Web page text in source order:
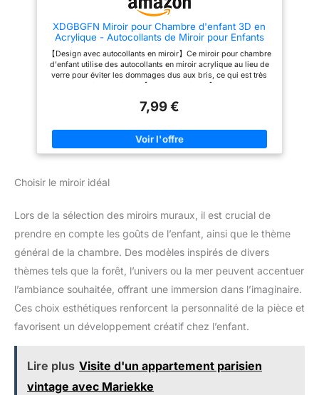
robuste, sans danger pour les
Montessori avec avenir Plus
qu'un jouet : plus tard, il peut
être utilisé comme miroir de
salle de bain, cadre d'art pour
enfants ou porte-serviettes – un
cadeau durable pour naissance,
XDGBGFN Miroir pour Chambre d'enfant 3D en
Acrylique - Autocollants de Miroir pour Enfants
avec Planche - Petit Miroir à Suspendre pour
Décoration de la Chambre, Chambre à Coucher,
Salle de Bain
【Design avec autocollants en miroir】Ce miroir pour chambre
d'enfant utilise des autocollants en miroir acrylique au lieu de
verre pour éviter les dommages dus aux bris, ce qui est très
facilement accrochée en quelques étapes simples 【Design
stéréoscopique 3D, apportant des effets visuels uniques dans
la chambre des enfants Utilisation polyvalente : ce miroir pour
chambre d'enfant convient comme décoration pour chambre
exquis, ne prend pas de place et est facile à placer et à
7,99 €
Choisir le miroir idéal
Lors de la sélection des miroirs muraux, il est crucial de
prendre en compte les goûts de l’enfant, ainsi que le thème
général de la chambre. Des modèles inspirés de divers
thèmes tels que la forêt, l’univers ou la mer peuvent accentuer
l’ambiance souhaitée, offrant une immersion dans l’imaginaire.
Ces choix esthétiques renforcent la personnalité de la pièce et
favorisent un développement créatif chez l’enfant.
Lire plus Visite d'un appartement parisien
vintage avec Mariekke